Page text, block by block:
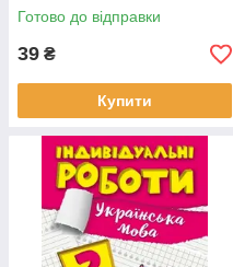
Готово до відправки
39 ₴
Купити